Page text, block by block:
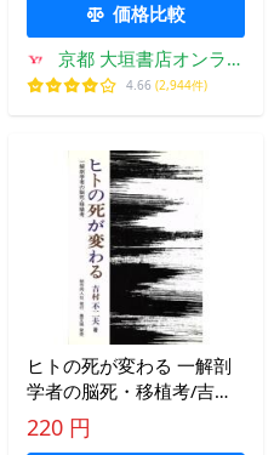
価格比較
京都 大垣書店オンライ
ン
4.66 (2,944件)
ヒトの死が変わる 一解剖
学者の脳死・移植考/吉村
不二夫(著者)
220 円